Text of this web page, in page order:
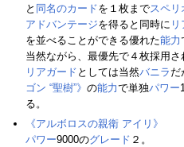
と 同名のカードを１枚までスペリ
アドバンテージを得ると同時に
を並べることができる優れた能力
当然ながら、最優先で４枚採用さ
リアガード としては当然バニラ だ
ゴン “聖樹”》 の能力で単独パワー
る。
《アルボロスの親衛 アイリ》
パワー9000のグレード ２。